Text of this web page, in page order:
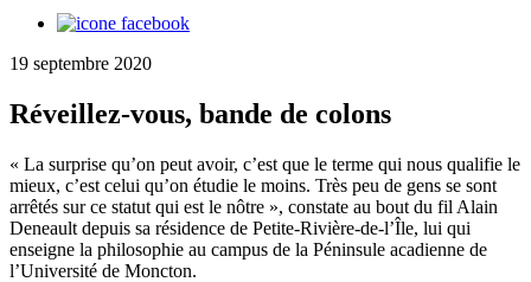
19 septembre 2020
Réveillez-vous, bande de colons
« La surprise qu’on peut avoir, c’est que le terme qui nous qualifie le
mieux, c’est celui qu’on étudie le moins. Très peu de gens se sont
arrêtés sur ce statut qui est le nôtre », constate au bout du fil Alain
Deneault depuis sa résidence de Petite-Rivière-de-l’Île, lui qui
enseigne la philosophie au campus de la Péninsule acadienne de
l’Université de Moncton.